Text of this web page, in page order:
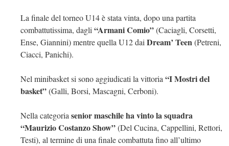
La finale del torneo U14 è stata vinta, dopo una partita
combattutissima, dagli“Armani Comio”(Caciagli, Corsetti,
Ense, Giannini) mentre quella U12 daiDream’ Teen(Petreni,
Ciacci, Panichi).
Nel minibasket si sono aggiudicati la vittoria“I Mostri del
basket”(Galli, Borsi, Mascagni, Cerboni).
Nella categoriasenior maschile ha vinto la squadra
“Maurizio Costanzo Show”(Del Cucina, Cappellini, Rettori,
Testi), al termine di una finale combattuta fino all’ultimo